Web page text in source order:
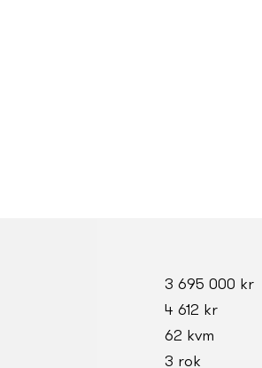
3 695 000 kr
4 612 kr
62 kvm
3 rok